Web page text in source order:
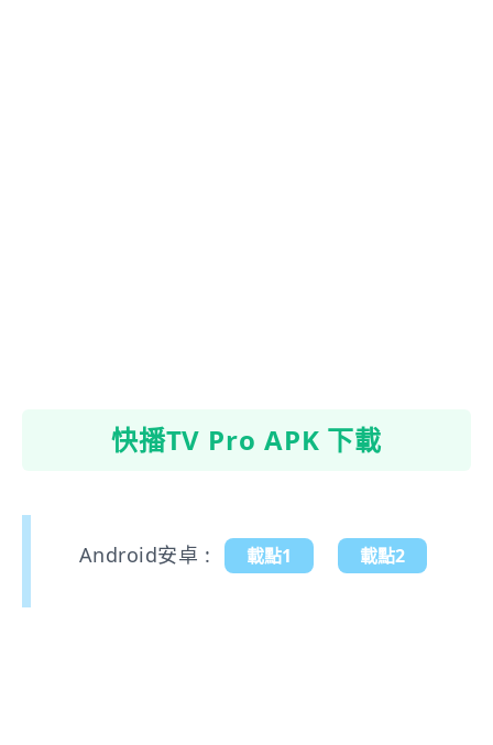
快播TV Pro APK 下載
Android安卓 : 載點1 載點2